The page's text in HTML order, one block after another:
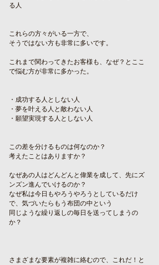
る人
これらの方々がいる一方で、
そうではない方も非常に多いです。
これまで関わってきたお客様も、なぜ？とここ
で悩む方が非常に多かった。
・成功する人としない人
・夢を叶える人と敵わない人
・願望実現する人としない人
この差を分けるものは何なのか？
考えたことはありますか？
なぜあの人はどんどんと偉業を成して、先にズ
ンズン進んでいけるのか？
なぜ私は今日もやろうやろうとしているだけ
で、気づいたらもう布団の中という
同じような繰り返しの毎日を送ってしまうの
か？
さまざまな要素が複雑に絡むので、これだ！と